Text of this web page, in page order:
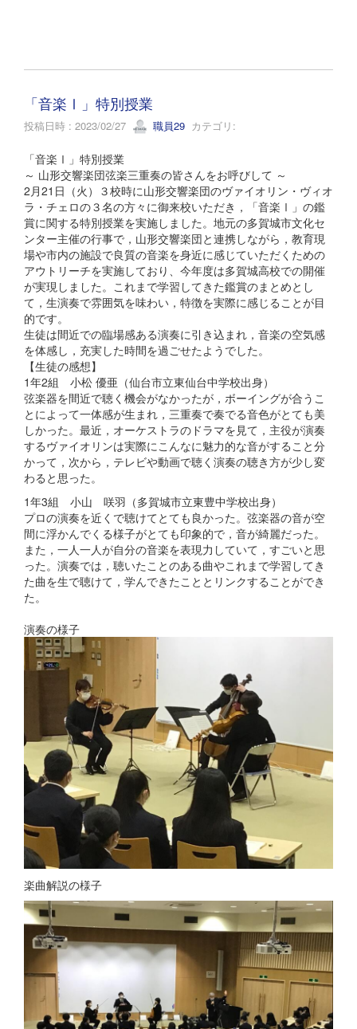
「音楽Ⅰ」特別授業
投稿日時 : 2023/02/27 職員29 カテゴリ:
「音楽Ⅰ」特別授業
～ 山形交響楽団弦楽三重奏の皆さんをお呼びして ～
2月21日（火）３校時に山形交響楽団のヴァイオリン・ヴィオ
ラ・チェロの３名の方々に御来校いただき，「音楽Ⅰ」の鑑
賞に関する特別授業を実施しました。地元の多賀城市文化セ
ンター主催の行事で，山形交響楽団と連携しながら，教育現
場や市内の施設で良質の音楽を身近に感じていただくための
アウトリーチを実施しており、今年度は多賀城高校での開催
が実現しました。これまで学習してきた鑑賞のまとめとし
て，生演奏で雰囲気を味わい，特徴を実際に感じることが目
的です。
生徒は間近での臨場感ある演奏に引き込まれ，音楽の空気感
を体感し，充実した時間を過ごせたようでした。
【生徒の感想】
1年2組 小松 優亜（仙台市立東仙台中学校出身）
弦楽器を間近で聴く機会がなかったが，ボーイングが合うこ
とによって一体感が生まれ，三重奏で奏でる音色がとても美
しかった。最近，オーケストラのドラマを見て，主役が演奏
するヴァイオリンは実際にこんなに魅力的な音がすること分
かって，次から，テレビや動画で聴く演奏の聴き方が少し変
わると思った。
1年3組 小山 咲羽（多賀城市立東豊中学校出身）
プロの演奏を近くで聴けてとても良かった。弦楽器の音が空
間に浮かんでくる様子がとても印象的で，音が綺麗だった。
また，一人一人が自分の音楽を表現力していて，すごいと思
った。演奏では，聴いたことのある曲やこれまで学習してき
た曲を生で聴けて，学んできたこととリンクすることができ
た。
演奏の様子
楽曲解説の様子